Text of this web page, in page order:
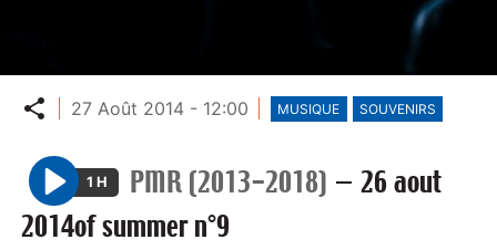
Partager
27 Août 2014 - 12:00 MUSIQUE SOUVENIRS
P
l
1 H PMR (2013-2018) — 26 aout
2014of summer n°9